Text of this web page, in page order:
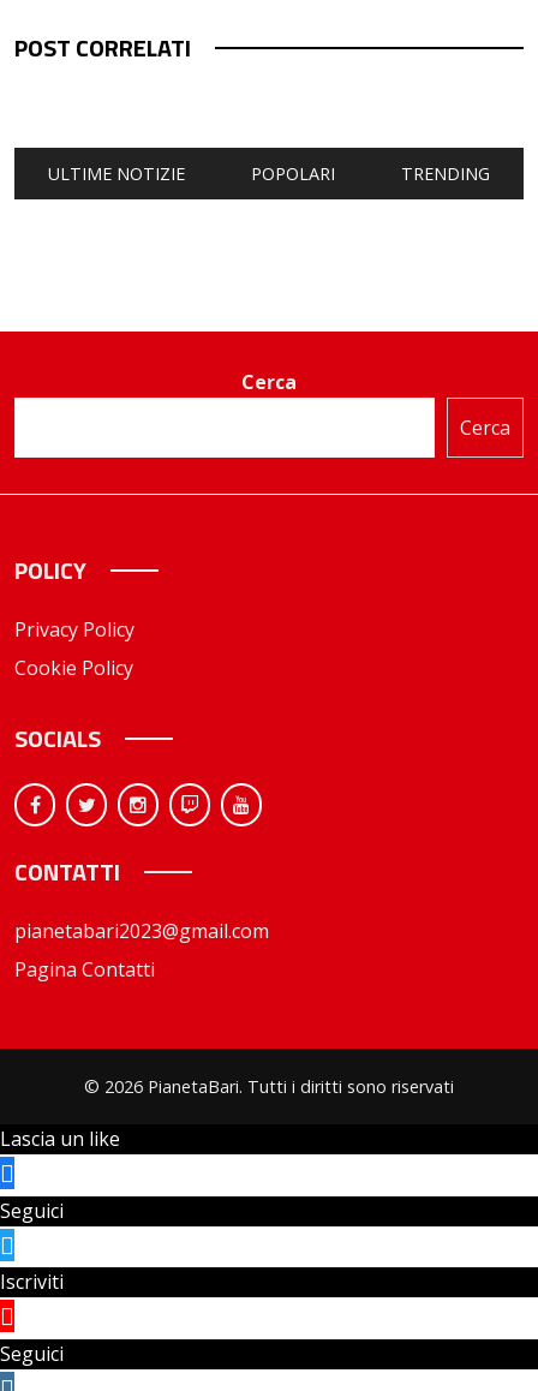
POST CORRELATI
ULTIME NOTIZIE POPOLARI TRENDING
Cerca
Cerca
POLICY
Privacy Policy
Cookie Policy
SOCIALS
CONTATTI
pianetabari2023@gmail.com
Pagina Contatti
© 2026 PianetaBari. Tutti i diritti sono riservati
Lascia un like
Seguici
Iscriviti
Seguici